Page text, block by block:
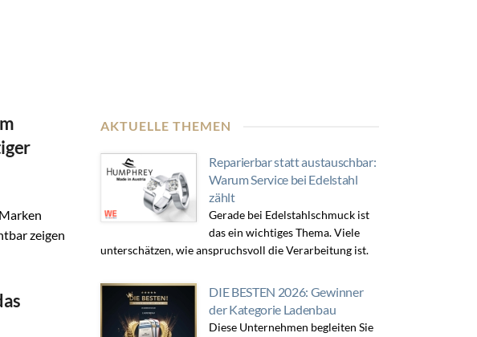
zeigen
AKTUELLE THEMEN
Reparierbar statt austauschbar:
Warum Service bei Edelstahl
zählt
Gerade bei Edelstahlschmuck ist
das ein wichtiges Thema. Viele
unterschätzen, wie anspruchsvoll die Verarbeitung ist.
DIE BESTEN 2026: Gewinner
der Kategorie Ladenbau
Diese Unternehmen begleiten Sie